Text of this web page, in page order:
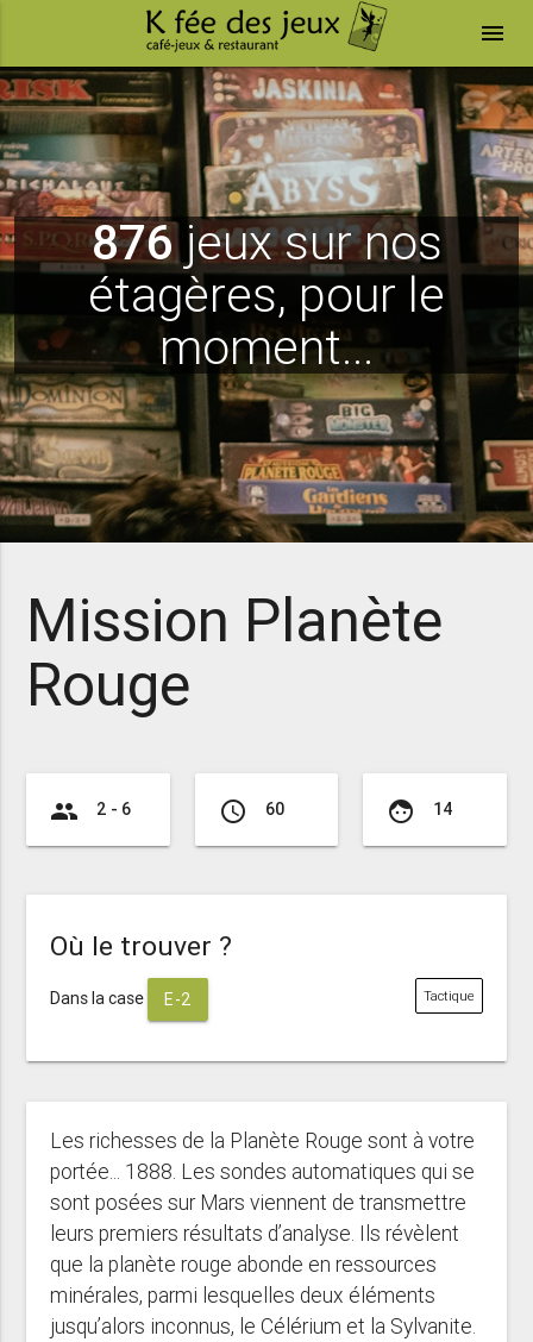
menu
876jeux sur nos
étagères, pour le
moment...
Mission Planète
Rouge
group 2 - 6 access_time 60 face 14
Où le trouver ?
Dans la case E-2 Tactique
Les richesses de la Planète Rouge sont à votre
portée... 1888. Les sondes automatiques qui se
sont posées sur Mars viennent de transmettre
leurs premiers résultats d’analyse. Ils révèlent
que la planète rouge abonde en ressources
minérales, parmi lesquelles deux éléments
jusqu’alors inconnus, le Célérium et la Sylvanite.